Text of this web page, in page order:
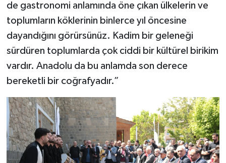
de gastronomi anlamında öne çıkan ülkelerin ve
toplumların köklerinin binlerce yıl öncesine
dayandığını görürsünüz. Kadim bir geleneği
sürdüren toplumlarda çok ciddi bir kültürel birikim
vardır. Anadolu da bu anlamda son derece
bereketli bir coğrafyadır.”